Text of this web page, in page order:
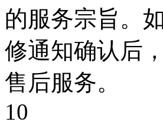
的服务宗旨。
修通知确认后
售后服务。
10